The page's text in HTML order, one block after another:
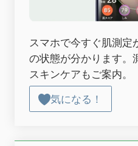
スマホで今すぐ肌測定
の状態が分かります。
スキンケアもご案内。
気になる！